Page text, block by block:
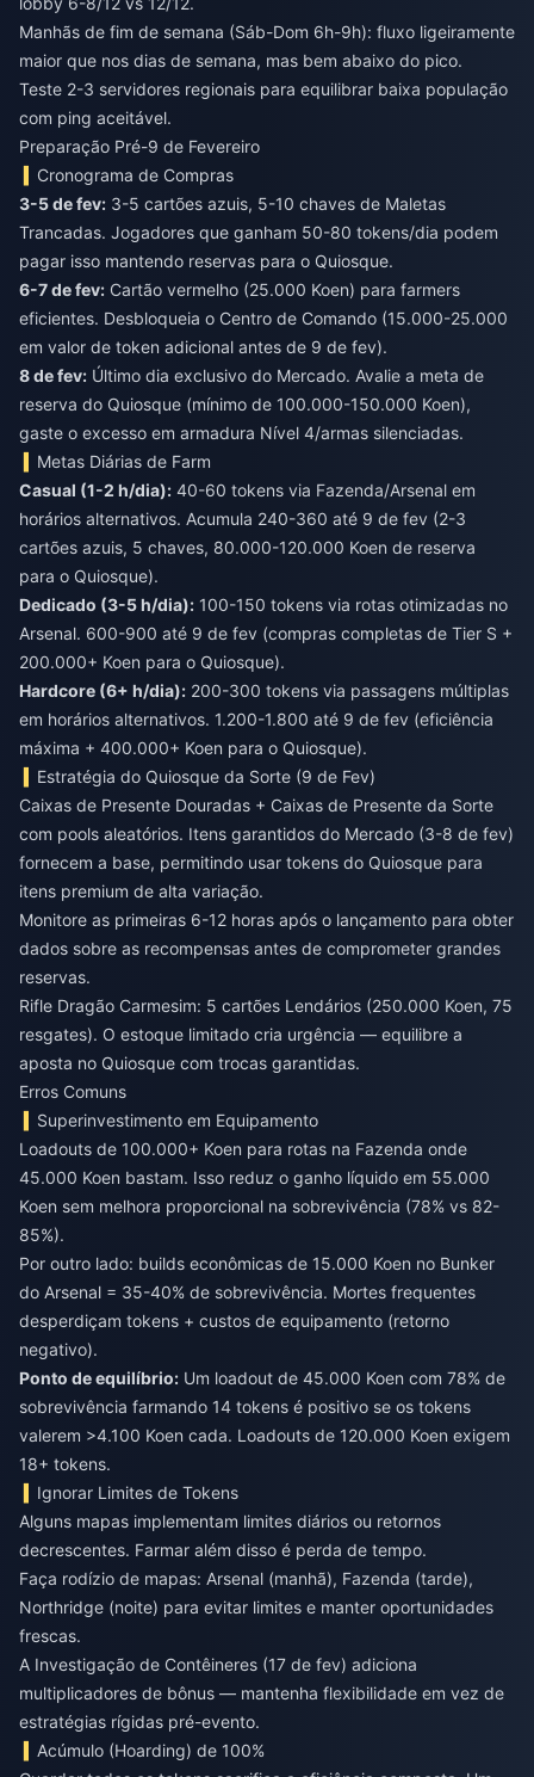
Manhãs de fim de semana (Sáb-Dom 6h-9h): fluxo ligeiramente
maior que nos dias de semana, mas bem abaixo do pico.
Teste 2-3 servidores regionais para equilibrar baixa população
com ping aceitável.
Preparação Pré-9 de Fevereiro
Cronograma de Compras
3-5 de fev: 3-5 cartões azuis, 5-10 chaves de Maletas
Trancadas. Jogadores que ganham 50-80 tokens/dia podem
pagar isso mantendo reservas para o Quiosque.
6-7 de fev: Cartão vermelho (25.000 Koen) para farmers
eficientes. Desbloqueia o Centro de Comando (15.000-25.000
em valor de token adicional antes de 9 de fev).
8 de fev: Último dia exclusivo do Mercado. Avalie a meta de
reserva do Quiosque (mínimo de 100.000-150.000 Koen),
gaste o excesso em armadura Nível 4/armas silenciadas.
Metas Diárias de Farm
Casual (1-2 h/dia): 40-60 tokens via Fazenda/Arsenal em
horários alternativos. Acumula 240-360 até 9 de fev (2-3
cartões azuis, 5 chaves, 80.000-120.000 Koen de reserva
para o Quiosque).
Dedicado (3-5 h/dia): 100-150 tokens via rotas otimizadas no
Arsenal. 600-900 até 9 de fev (compras completas de Tier S +
200.000+ Koen para o Quiosque).
Hardcore (6+ h/dia): 200-300 tokens via passagens múltiplas
em horários alternativos. 1.200-1.800 até 9 de fev (eficiência
máxima + 400.000+ Koen para o Quiosque).
Estratégia do Quiosque da Sorte (9 de Fev)
Caixas de Presente Douradas + Caixas de Presente da Sorte
com pools aleatórios. Itens garantidos do Mercado (3-8 de fev)
fornecem a base, permitindo usar tokens do Quiosque para
itens premium de alta variação.
Monitore as primeiras 6-12 horas após o lançamento para obter
dados sobre as recompensas antes de comprometer grandes
reservas.
Rifle Dragão Carmesim: 5 cartões Lendários (250.000 Koen, 75
resgates). O estoque limitado cria urgência — equilibre a
aposta no Quiosque com trocas garantidas.
Erros Comuns
Superinvestimento em Equipamento
Loadouts de 100.000+ Koen para rotas na Fazenda onde
45.000 Koen bastam. Isso reduz o ganho líquido em 55.000
Koen sem melhora proporcional na sobrevivência (78% vs 82-
85%).
Por outro lado: builds econômicas de 15.000 Koen no Bunker
do Arsenal = 35-40% de sobrevivência. Mortes frequentes
desperdiçam tokens + custos de equipamento (retorno
negativo).
Ponto de equilíbrio: Um loadout de 45.000 Koen com 78% de
sobrevivência farmando 14 tokens é positivo se os tokens
valerem >4.100 Koen cada. Loadouts de 120.000 Koen exigem
18+ tokens.
Ignorar Limites de Tokens
Alguns mapas implementam limites diários ou retornos
decrescentes. Farmar além disso é perda de tempo.
Faça rodízio de mapas: Arsenal (manhã), Fazenda (tarde),
Northridge (noite) para evitar limites e manter oportunidades
frescas.
A Investigação de Contêineres (17 de fev) adiciona
multiplicadores de bônus — mantenha flexibilidade em vez de
estratégias rígidas pré-evento.
Acúmulo (Hoarding) de 100%